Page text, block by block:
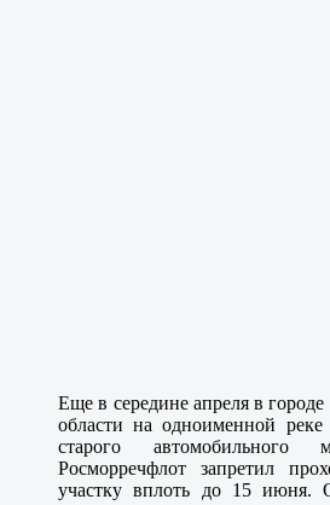
Еще в середине апреля в
области на одноименной реке
старого автомобильного
Росморречфлот запретил
участку вплоть до 15 июня.